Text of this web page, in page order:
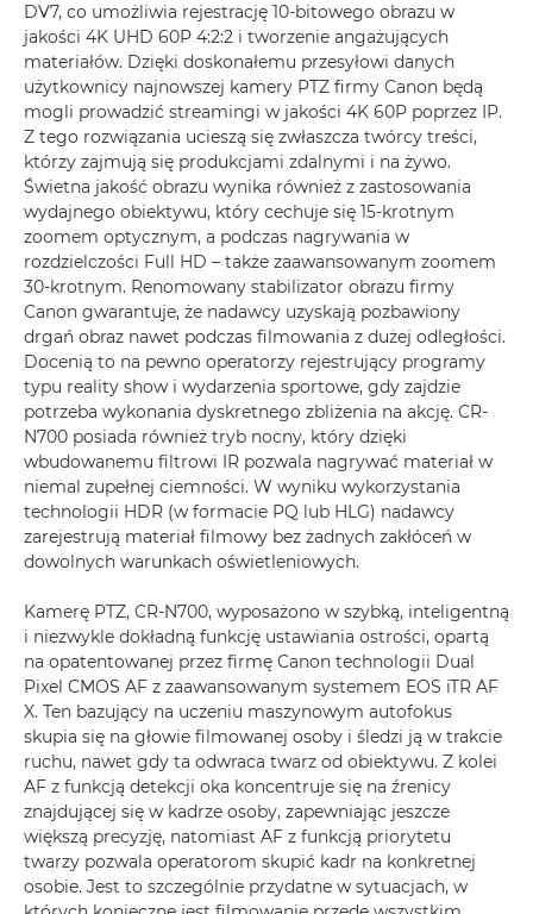
DV7, co umożliwia rejestrację 10-bitowego obrazu w
jakości 4K UHD 60P 4:2:2 i tworzenie angażujących
materiałów. Dzięki doskonałemu przesyłowi danych
użytkownicy najnowszej kamery PTZ firmy Canon będą
mogli prowadzić streamingi w jakości 4K 60P poprzez IP.
Z tego rozwiązania ucieszą się zwłaszcza twórcy treści,
którzy zajmują się produkcjami zdalnymi i na żywo.
Świetna jakość obrazu wynika również z zastosowania
wydajnego obiektywu, który cechuje się 15-krotnym
zoomem optycznym, a podczas nagrywania w
rozdzielczości Full HD – także zaawansowanym zoomem
30-krotnym. Renomowany stabilizator obrazu firmy
Canon gwarantuje, że nadawcy uzyskają pozbawiony
drgań obraz nawet podczas filmowania z dużej odległości.
Docenią to na pewno operatorzy rejestrujący programy
typu reality show i wydarzenia sportowe, gdy zajdzie
potrzeba wykonania dyskretnego zbliżenia na akcję. CR-
N700 posiada również tryb nocny, który dzięki
wbudowanemu filtrowi IR pozwala nagrywać materiał w
niemal zupełnej ciemności. W wyniku wykorzystania
technologii HDR (w formacie PQ lub HLG) nadawcy
zarejestrują materiał filmowy bez żadnych zakłóceń w
dowolnych warunkach oświetleniowych.
Kamerę PTZ, CR-N700, wyposażono w szybką, inteligentną
i niezwykle dokładną funkcję ustawiania ostrości, opartą
na opatentowanej przez firmę Canon technologii Dual
Pixel CMOS AF z zaawansowanym systemem EOS iTR AF
X. Ten bazujący na uczeniu maszynowym autofokus
skupia się na głowie filmowanej osoby i śledzi ją w trakcie
ruchu, nawet gdy ta odwraca twarz od obiektywu. Z kolei
AF z funkcją detekcji oka koncentruje się na źrenicy
znajdującej się w kadrze osoby, zapewniając jeszcze
większą precyzję, natomiast AF z funkcją priorytetu
twarzy pozwala operatorom skupić kadr na konkretnej
osobie. Jest to szczególnie przydatne w sytuacjach, w